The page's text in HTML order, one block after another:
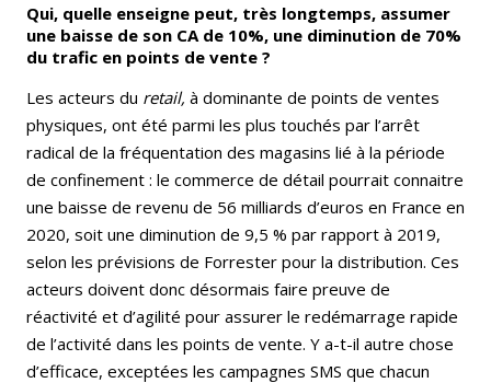
Qui, quelle enseigne peut, très longtemps, assumer
une baisse de son CA de 10%, une diminution de 70%
du trafic en points de vente ?
Les acteurs du retail, à dominante de points de ventes
physiques, ont été parmi les plus touchés par l’arrêt
radical de la fréquentation des magasins lié à la période
de confinement : le commerce de détail pourrait connaitre
une baisse de revenu de 56 milliards d’euros en France en
2020, soit une diminution de 9,5 % par rapport à 2019,
selon les prévisions de Forrester pour la distribution. Ces
acteurs doivent donc désormais faire preuve de
réactivité et d’agilité pour assurer le redémarrage rapide
de l’activité dans les points de vente. Y a-t-il autre chose
d’efficace, exceptées les campagnes SMS que chacun